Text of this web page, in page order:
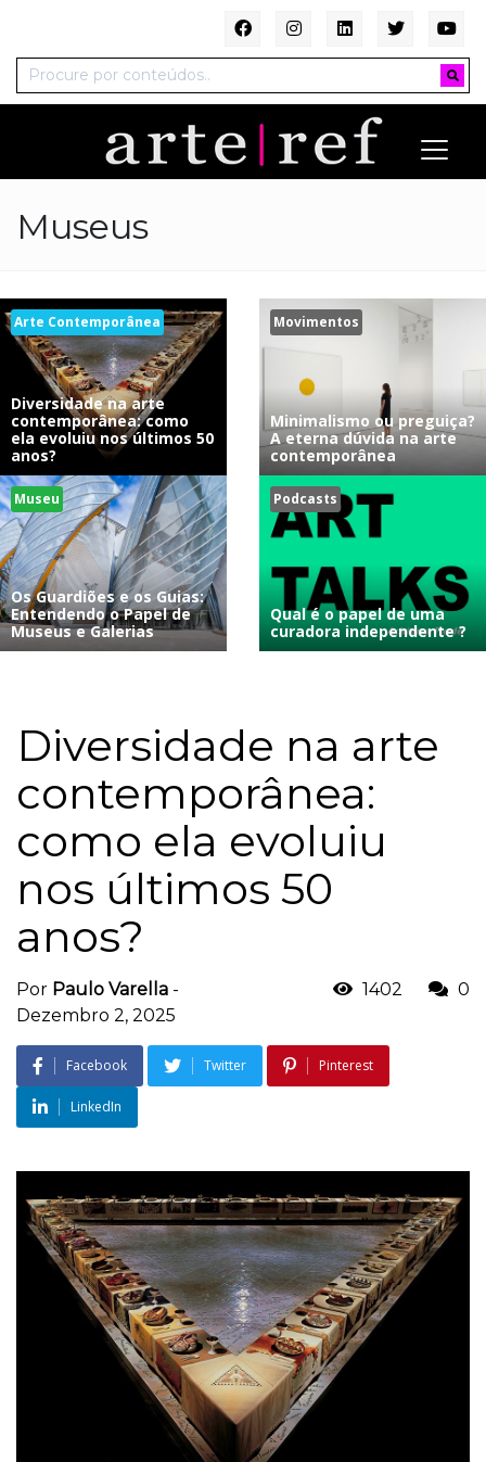
Museus
Arte Contemporânea
Diversidade na arte
contemporânea: como
ela evoluiu nos últimos 50
anos?
Movimentos
Minimalismo ou preguiça?
A eterna dúvida na arte
contemporânea
Museu
Os Guardiões e os Guias:
Entendendo o Papel de
Museus e Galerias
Podcasts
Qual é o papel de uma
curadora independente ?
Diversidade na arte
contemporânea:
como ela evoluiu
nos últimos 50
anos?
Por Paulo Varella -
Dezembro 2, 2025
1402 0
Facebook Twitter Pinterest
LinkedIn